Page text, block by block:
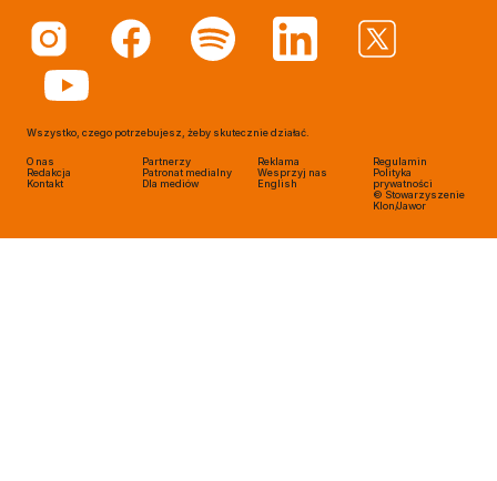
Wszystko, czego potrzebujesz, żeby skutecznie działać.
O nas
Redakcja
Kontakt
Partnerzy
Patronat medialny
Dla mediów
Reklama
Wesprzyj nas
English
Regulamin
Polityka
prywatności
© Stowarzyszenie
Klon/Jawor